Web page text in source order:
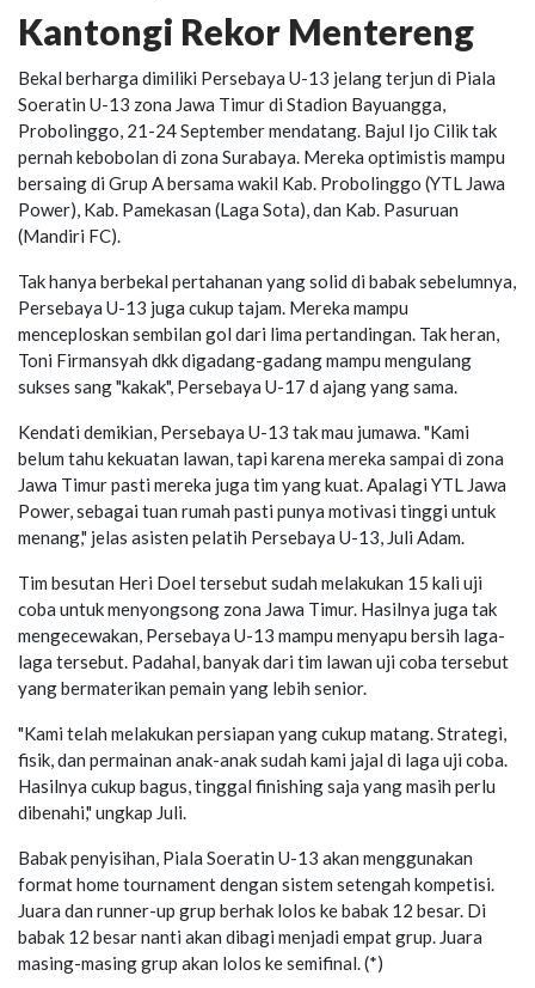
Kantongi Rekor Mentereng
Bekal berharga dimiliki Persebaya U-13 jelang terjun di Piala
Soeratin U-13 zona Jawa Timur di Stadion Bayuangga,
Probolinggo, 21-24 September mendatang. Bajul Ijo Cilik tak
pernah kebobolan di zona Surabaya. Mereka optimistis mampu
bersaing di Grup A bersama wakil Kab. Probolinggo (YTL Jawa
Power), Kab. Pamekasan (Laga Sota), dan Kab. Pasuruan
(Mandiri FC).
Tak hanya berbekal pertahanan yang solid di babak sebelumnya,
Persebaya U-13 juga cukup tajam. Mereka mampu
menceploskan sembilan gol dari lima pertandingan. Tak heran,
Toni Firmansyah dkk digadang-gadang mampu mengulang
sukses sang "kakak", Persebaya U-17 d ajang yang sama.
Kendati demikian, Persebaya U-13 tak mau jumawa. "Kami
belum tahu kekuatan lawan, tapi karena mereka sampai di zona
Jawa Timur pasti mereka juga tim yang kuat. Apalagi YTL Jawa
Power, sebagai tuan rumah pasti punya motivasi tinggi untuk
menang," jelas asisten pelatih Persebaya U-13, Juli Adam.
Tim besutan Heri Doel tersebut sudah melakukan 15 kali uji
coba untuk menyongsong zona Jawa Timur. Hasilnya juga tak
mengecewakan, Persebaya U-13 mampu menyapu bersih laga-
laga tersebut. Padahal, banyak dari tim lawan uji coba tersebut
yang bermaterikan pemain yang lebih senior.
"Kami telah melakukan persiapan yang cukup matang. Strategi,
fisik, dan permainan anak-anak sudah kami jajal di laga uji coba.
Hasilnya cukup bagus, tinggal finishing saja yang masih perlu
dibenahi," ungkap Juli.
Babak penyisihan, Piala Soeratin U-13 akan menggunakan
format home tournament dengan sistem setengah kompetisi.
Juara dan runner-up grup berhak lolos ke babak 12 besar. Di
babak 12 besar nanti akan dibagi menjadi empat grup. Juara
masing-masing grup akan lolos ke semifinal. (*)